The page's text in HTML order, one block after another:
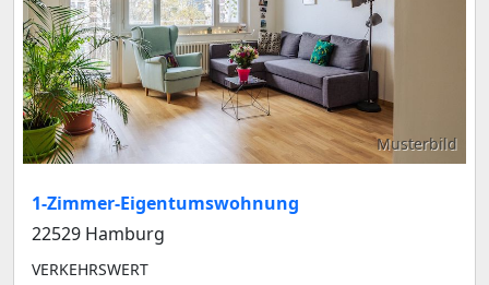
Musterbild
1-Zimmer-Eigentumswohnung
22529 Hamburg
VERKEHRSWERT